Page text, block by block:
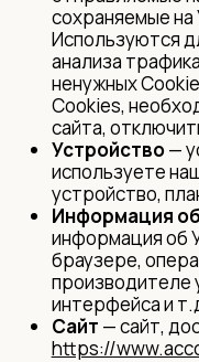
сохраняемые
Используются
анализа
ненужных
Cookies,
сайта,
Устройство—
используете
устройство,
Информация
информация об
браузере,
производителе
интерфейса и
Сайт — сайт,
https://